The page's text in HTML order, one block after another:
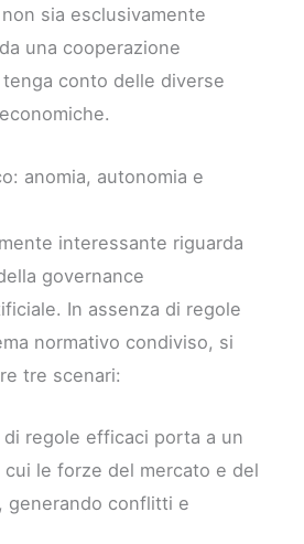
sia esclusivamente
una cooperazione
conto delle diverse
anomia, autonomia e
interessante riguarda
governance
In assenza di regole
normativo condiviso, si
tre scenari:
di regole efficaci porta a un
le forze del mercato e del
generando conflitti e